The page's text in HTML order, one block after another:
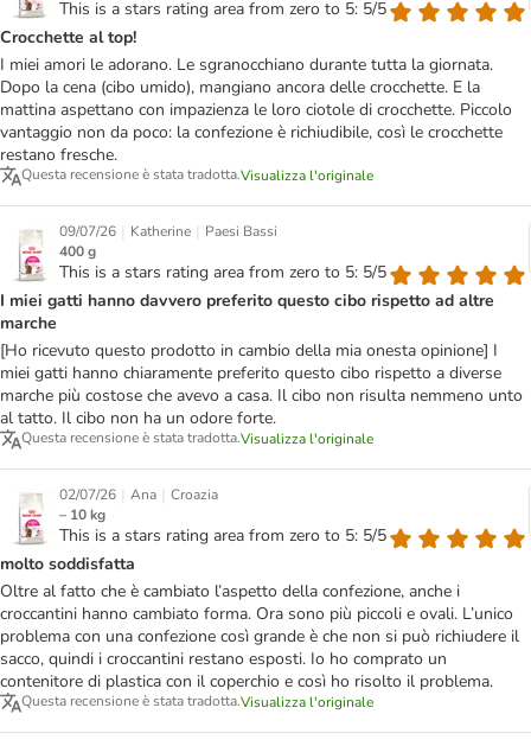
This is a stars rating area from zero to 5: 5/5
Crocchette al top!
I miei amori le adorano. Le sgranocchiano durante tutta la giornata.
Dopo la cena (cibo umido), mangiano ancora delle crocchette. E la
mattina aspettano con impazienza le loro ciotole di crocchette. Piccolo
vantaggio non da poco: la confezione è richiudibile, così le crocchette
restano fresche.
Questa recensione è stata tradotta.Visualizza l'originale
09/07/26 | Katherine | Paesi Bassi
400 g
This is a stars rating area from zero to 5: 5/5
I miei gatti hanno davvero preferito questo cibo rispetto ad altre
marche
[Ho ricevuto questo prodotto in cambio della mia onesta opinione] I
miei gatti hanno chiaramente preferito questo cibo rispetto a diverse
marche più costose che avevo a casa. Il cibo non risulta nemmeno unto
al tatto. Il cibo non ha un odore forte.
Questa recensione è stata tradotta.Visualizza l'originale
02/07/26 | Ana | Croazia
– 10 kg
This is a stars rating area from zero to 5: 5/5
molto soddisfatta
Oltre al fatto che è cambiato l’aspetto della confezione, anche i
croccantini hanno cambiato forma. Ora sono più piccoli e ovali. L’unico
problema con una confezione così grande è che non si può richiudere il
sacco, quindi i croccantini restano esposti. Io ho comprato un
contenitore di plastica con il coperchio e così ho risolto il problema.
Questa recensione è stata tradotta.Visualizza l'originale